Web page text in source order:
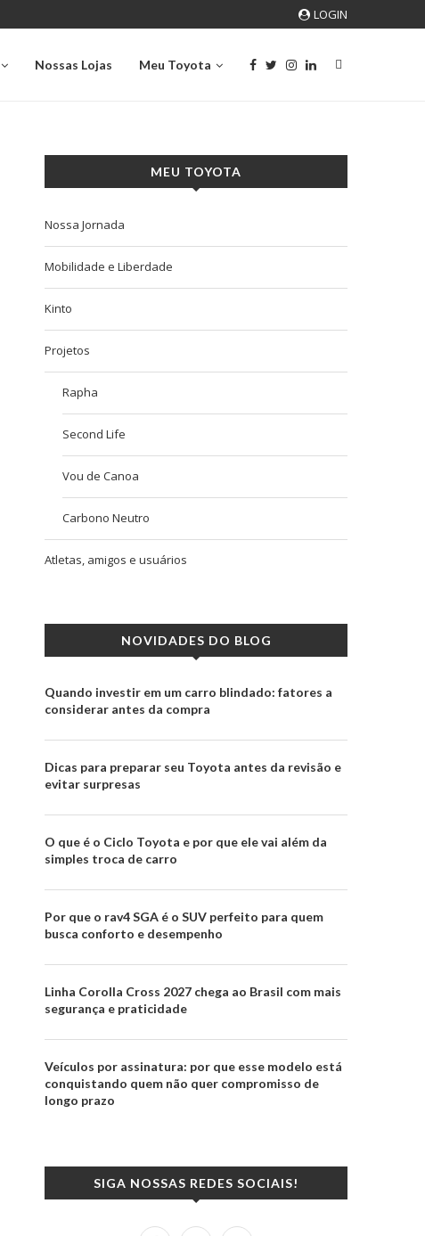
LOGIN
Nossas Lojas Meu Toyota
MEU TOYOTA
Nossa Jornada
Mobilidade e Liberdade
Kinto
Projetos
Rapha
Second Life
Vou de Canoa
Carbono Neutro
Atletas, amigos e usuários
NOVIDADES DO BLOG
Quando investir em um carro blindado: fatores a
considerar antes da compra
Dicas para preparar seu Toyota antes da revisão e
evitar surpresas
O que é o Ciclo Toyota e por que ele vai além da
simples troca de carro
Por que o rav4 SGA é o SUV perfeito para quem
busca conforto e desempenho
Linha Corolla Cross 2027 chega ao Brasil com mais
segurança e praticidade
Veículos por assinatura: por que esse modelo está
conquistando quem não quer compromisso de
longo prazo
SIGA NOSSAS REDES SOCIAIS!